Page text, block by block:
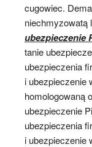
cugowiec.
niechmyzowatą
ubezpieczenie
tanie
ubezpieczenia
i ubezpieczenie
homologowaną
ubezpieczenie
ubezpieczenia
i ubezpieczenie